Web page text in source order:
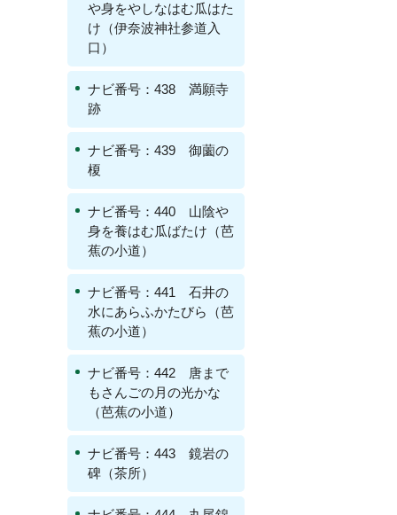
や身をやしなはむ瓜はた
け（伊奈波神社参道入
口）
ナビ番号：438 満願寺
跡
ナビ番号：439 御薗の
榎
ナビ番号：440 山陰や
身を養はむ瓜ばたけ（芭
蕉の小道）
ナビ番号：441 石井の
水にあらふかたびら（芭
蕉の小道）
ナビ番号：442 唐まで
もさんごの月の光かな
（芭蕉の小道）
ナビ番号：443 鏡岩の
碑（茶所）